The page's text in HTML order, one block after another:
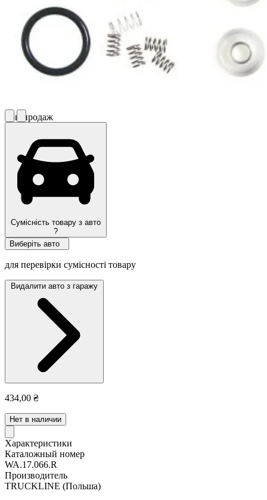
Топ продаж
Сумісність товару з авто
?
Виберіть авто
для перевірки сумісності товару
Видалити авто з гаражу
434,00 ₴
Нет в наличии
Характеристики
Каталожный номер
WA.17.066.R
Производитель
TRUCKLINE (Польша)